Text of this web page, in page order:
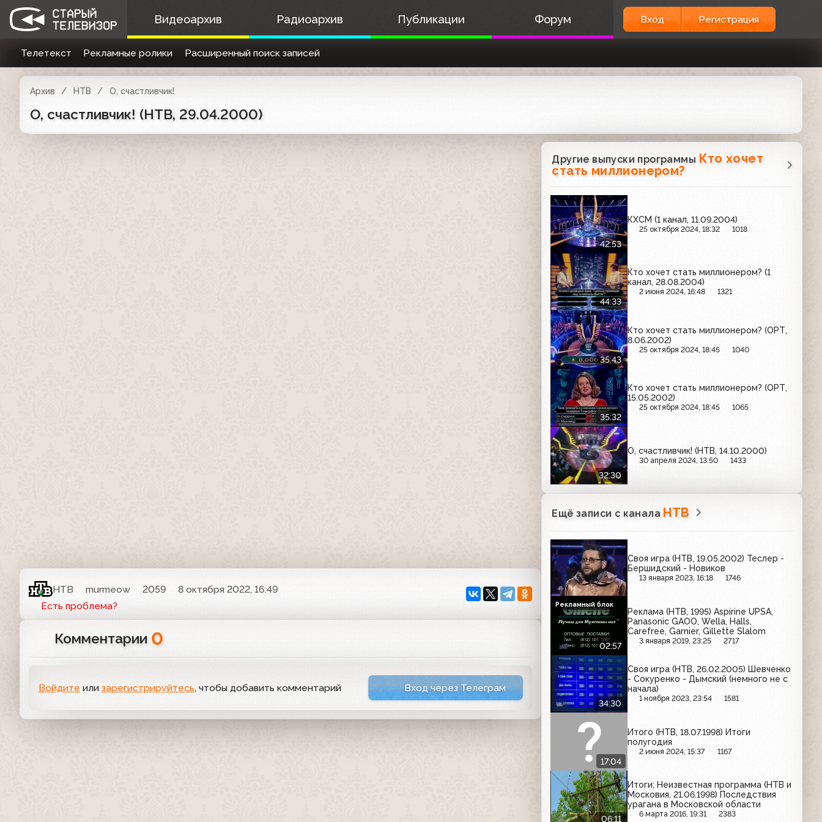
Видеоархив Радиоархив Публикации Форум Вход Регистрация
Телетекст Рекламные ролики Расширенный поиск записей
Архив НТВ О, счастливчик!
О, счастливчик! (НТВ, 29.04.2000)
НТВ murmeow 2059
8 октября 2022, 16:49
Есть проблема?
Комментарии 0
Войдите или зарегистрируйтесь, чтобы добавить комментарий Вход через Телеграм
Другие выпуски программы Кто хочет
стать миллионером?
42:53
КХСМ (1 канал, 11.09.2004)
25 октября 2024, 18:32 1018
44:33
Кто хочет стать миллионером? (1
канал, 28.08.2004)
2 июня 2024, 16:48 1321
35:43
Кто хочет стать миллионером? (ОРТ,
8.06.2002)
25 октября 2024, 18:45 1040
35:32
Кто хочет стать миллионером? (ОРТ,
15.05.2002)
25 октября 2024, 18:45 1065
32:30
О, счастливчик! (НТВ, 14.10.2000)
30 апреля 2024, 13:50 1433
Ещё записи с канала НТВ
Своя игра (НТВ, 19.05.2002) Теслер -
Бершидский - Новиков
13 января 2023, 16:18 1746
02:57
Реклама (НТВ, 1995) Aspirine UPSA,
Panasonic GAOO, Wella, Halls,
Carefree, Garnier, Gillette Slalom
3 января 2019, 23:25 2717
Рекламный блок
34:30
Своя игра (НТВ, 26.02.2005) Шевченко
- Сокуренко - Дымский (немного не с
начала)
1 ноября 2023, 23:54 1581
17:04
Итого (НТВ, 18.07.1998) Итоги
полугодия
2 июня 2024, 15:37 1167
06:11
Итоги; Неизвестная программа (НТВ и
Московия, 21.06.1998) Последствия
урагана в Московской области
6 марта 2016, 19:31 2383